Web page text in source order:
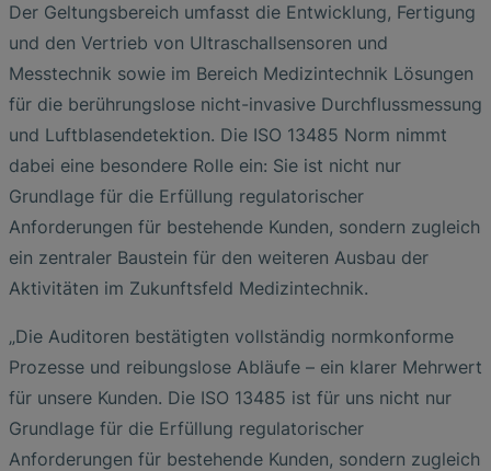
Der Geltungsbereich umfasst die Entwicklung, Fertigung
und den Vertrieb von Ultraschallsensoren und
Messtechnik sowie im Bereich Medizintechnik Lösungen
für die berührungslose nicht-invasive Durchflussmessung
und Luftblasendetektion. Die ISO 13485 Norm nimmt
dabei eine besondere Rolle ein: Sie ist nicht nur
Grundlage für die Erfüllung regulatorischer
Anforderungen für bestehende Kunden, sondern zugleich
ein zentraler Baustein für den weiteren Ausbau der
Aktivitäten im Zukunftsfeld Medizintechnik.
„Die Auditoren bestätigten vollständig normkonforme
Prozesse und reibungslose Abläufe – ein klarer Mehrwert
für unsere Kunden. Die ISO 13485 ist für uns nicht nur
Grundlage für die Erfüllung regulatorischer
Anforderungen für bestehende Kunden, sondern zugleich